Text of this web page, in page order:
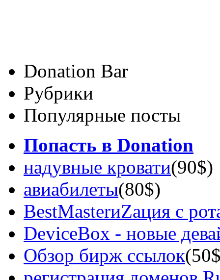
Donation Bar
Рубрики
Популярные посты
Попасть в Donation
надувные кровати(90$)
авиабилеты(80$)
BestMasterиZация с
DeviceBox - новые
Обзор бирж ссылок